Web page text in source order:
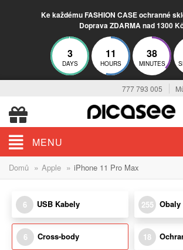
Ke každému FASHION CASE ochranné
Doprava ZDARMA nad 1300 Kč
3
DAYS
11
HOURS
38
MINUTES
777 793 005
MENU
Domů » Apple » iPhone 11 Pro Max
6 USB Kabely 255 Obaly
6 Cross-body 18